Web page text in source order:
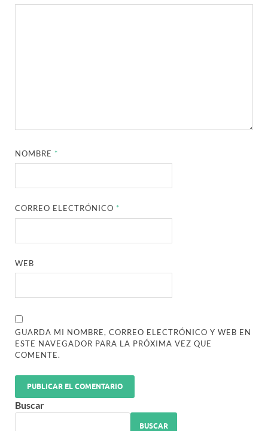
NOMBRE *
CORREO ELECTRÓNICO *
WEB
GUARDA MI NOMBRE, CORREO ELECTRÓNICO Y WEB EN
ESTE NAVEGADOR PARA LA PRÓXIMA VEZ QUE
COMENTE.
Buscar
BUSCAR